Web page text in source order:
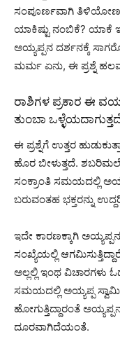
ಸಂಪೂರ್ಣವಾಗಿ ತಿಳಿಯೋಣ.
ಯಾಕಿಷ್ಟು ನಂಬಿಕೆ? ಯಾಕೆ
ಅಯ್ಯಪ್ಪನ ದರ್ಶನಕ್ಕೆ
ಮರ್ಮ ಏನು, ಈ ಪ್ರಶ್ನೆ
ರಾಶಿಗಳ ಪ್ರಕಾರ ಈ
ತುಂಬಾ
ಈ ಪ್ರಶ್ನೆಗೆ ಉತ್ತರ
ಹೊರ ಬೀಳುತ್ತದೆ.
ಸಂಕ್ರಾಂತಿ ಸಮಯದಲ್ಲಿ
ಬರುವಂತಹ ಭಕ್ತರನ್ನು
ಇದೇ ಕಾರಣಕ್ಕಾಗಿ ಅಯ್ಯಪ್ಪನ
ಸಂಖ್ಯೆಯಲ್ಲಿ
ಅಲ್ಲಲ್ಲಿ ಇಂಥ ವಿಚಾರಗಳು
ಸಮಯದಲ್ಲಿ ಅಯ್ಯಪ್ಪ ಸ್ವಾಮಿ
ಹೋಗುತ್ತಿದ್ದಾರಂತೆ
ದೂರವಾಗಿದೆಯಂತೆ.